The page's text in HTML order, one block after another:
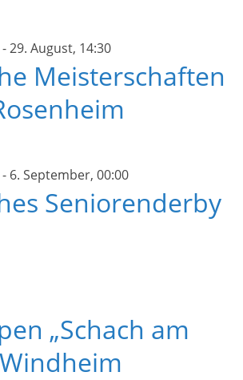
-29. August, 14:30
Meisterschaften
- 6. September, 00:00
Seniorenderby
„Schach am